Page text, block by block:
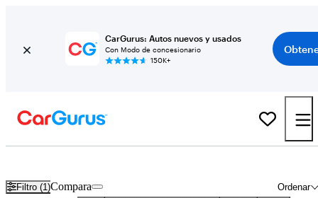
CarGurus: Autos nuevos y usados
Con Modo de concesionario
150K+
Filtro (1) Ordenar
Compara